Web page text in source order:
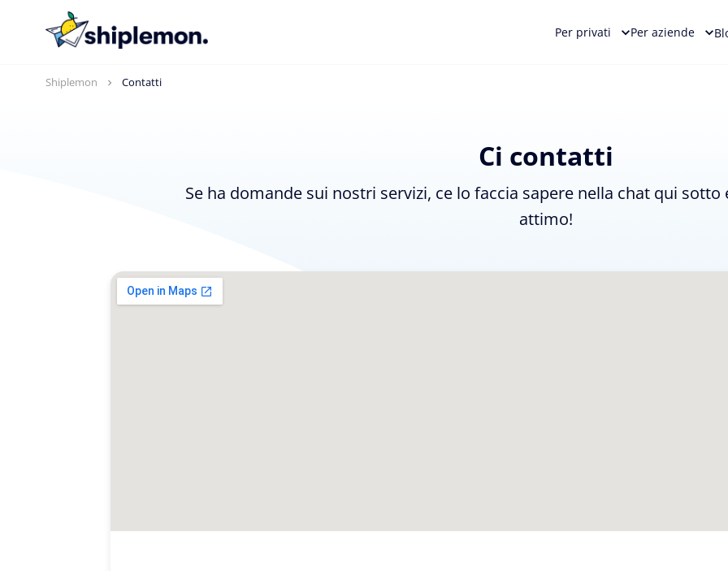
Per privati Per aziende
Shiplemon Contatti
Ci contatti
Se ha domande sui nostri servizi, ce lo faccia sapere nella chat qui
attimo!